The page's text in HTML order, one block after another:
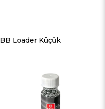
BB Loader Küçük